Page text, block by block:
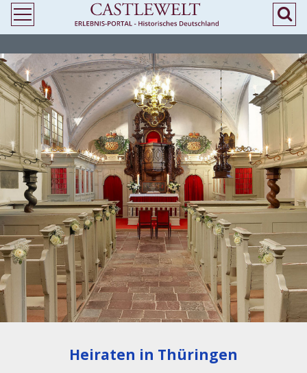
Castlewelt
Heiraten in Thüringen